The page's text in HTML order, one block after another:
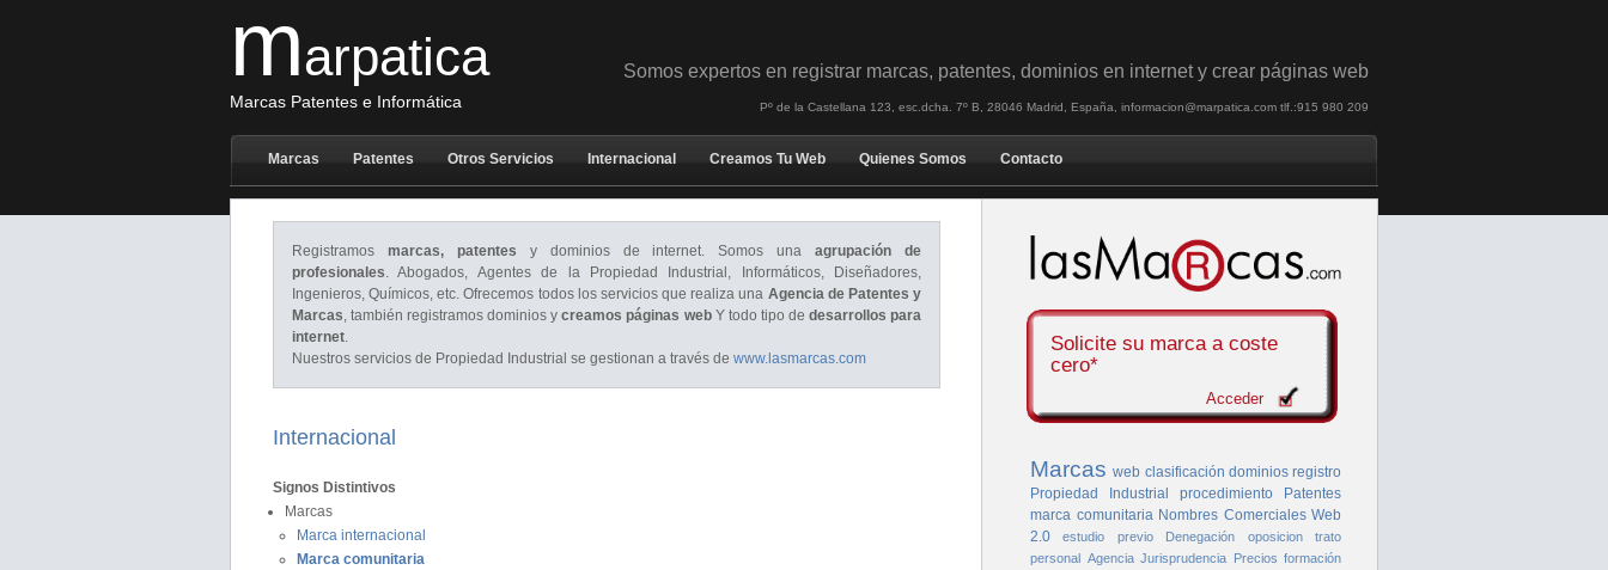
marpatica
Marcas Patentes e Informática
Somos expertos en registrar marcas, patentes, dominios en internet y crear páginas web
Pº de la Castellana 123, esc.dcha. 7º B, 28046 Madrid, España, informacion@marpatica.com tlf.:915 980 209
Marcas Patentes Otros Servicios Internacional Creamos Tu Web Quienes Somos Contacto
Registramos marcas, patentes y dominios de internet. Somos unaagrupación de
profesionales. Abogados, Agentes de la Propiedad Industrial, Informáticos, Diseñadores,
Ingenieros, Químicos, etc. Ofrecemos todos los servicios que realiza una Agencia de Patentes y
Marcas, también registramos dominios ycreamos páginas webY todo tipo de desarrollos para
internet.
Nuestros servicios de Propiedad Industrial se gestionan a través de www.lasmarcas.com
Internacional
Signos Distintivos
Marcas
Marca internacional
Marca comunitaria
Solicite su marca a coste
cero*
Acceder
Marcas web clasificación dominios registro
Propiedad Industrial
procedimiento
Patentes
marca comunitaria Nombres Comerciales Web
2.0
estudio previo Denegación oposicion
trato
personal
Agencia Jurisprudencia Precios formación